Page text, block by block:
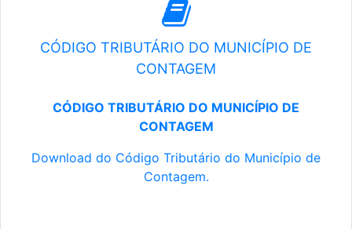
CÓDIGO TRIBUTÁRIO DO MUNICÍPIO DE
CONTAGEM
CÓDIGO TRIBUTÁRIO DO MUNICÍPIO DE
CONTAGEM
Download do Código Tributário do Município de
Contagem.